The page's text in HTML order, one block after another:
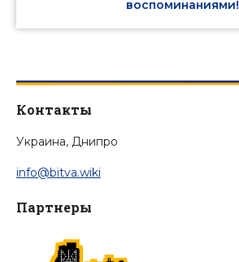
воспоминаниями!
Контакты
Украина, Днипро
info@bitva.wiki
Партнеры